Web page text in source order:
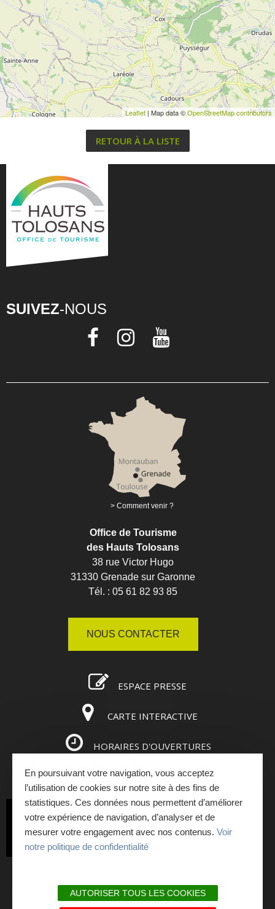
Leaflet | Map data ©OpenStreetMap contributors
RETOUR À LA LISTE
SUIVEZ-NOUS
Comment venir ?
Office de Tourisme
des Hauts Tolosans
38 rue Victor Hugo
31330 Grenade sur Garonne
Tél. : 05 61 82 93 85
NOUS CONTACTER
ESPACE PRESSE
CARTE INTERACTIVE
HORAIRES D'OUVERTURES
ESPACE PRO
INSCRIVEZ-VOUS
À LA NEWSLETTER
PLAN DU SITE
MENTIONS LÉGALES ET RGPD
En poursuivant votre navigation, vous acceptez
l’utilisation de cookies sur notre site à des fins de
statistiques. Ces données nous permettent d’améliorer
votre expérience de navigation, d’analyser et de
mesurer votre engagement avec nos contenus. Voir
notre politique de confidentialité
AUTORISER TOUS LES COOKIES